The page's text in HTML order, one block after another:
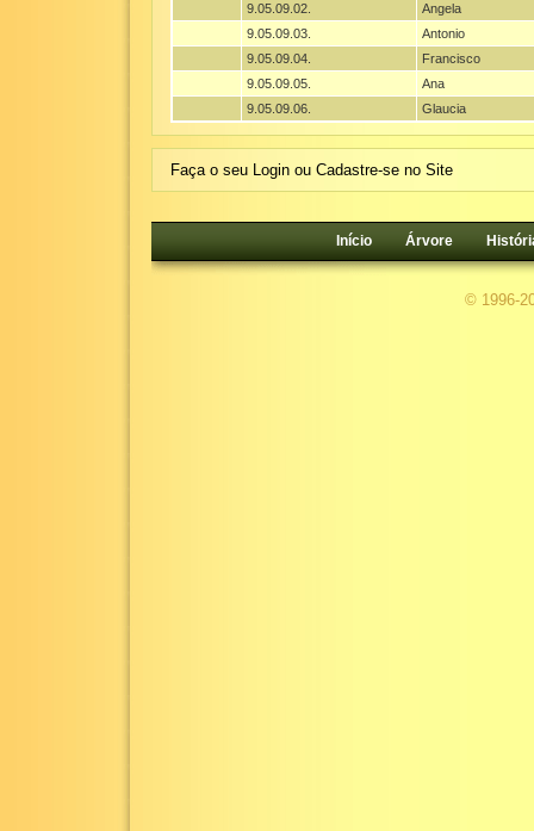
9.05.09.02.
Angela
9.05.09.03.
Antonio
9.05.09.04.
Francisco
9.05.09.05.
Ana
9.05.09.06.
Glaucia
Faça o seu Login ou Cadastre-se no Site
Início Árvore
© 1996-